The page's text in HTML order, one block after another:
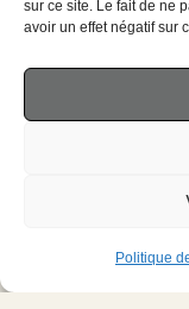
sur ce site. Le fait de ne
avoir un effet négatif sur
Politique